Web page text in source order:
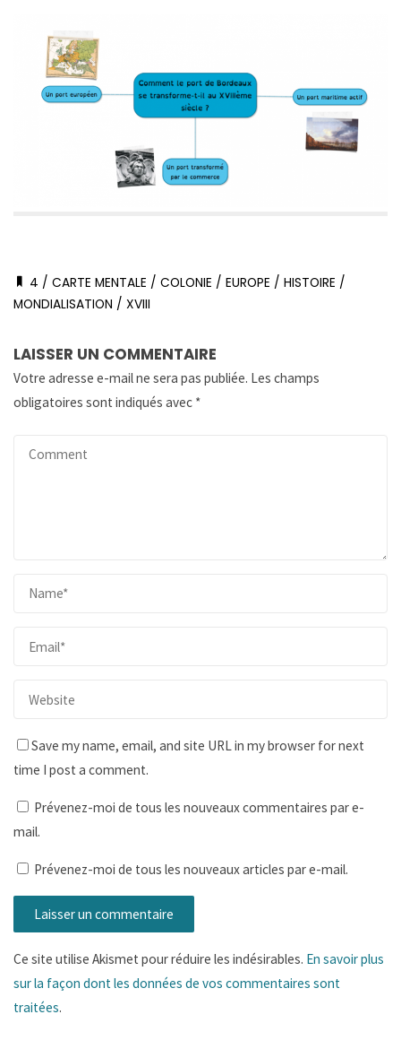
4 /CARTE MENTALE /COLONIE /EUROPE /HISTOIRE /
MONDIALISATION /XVIII
LAISSER UN COMMENTAIRE
Votre adresse e-mail ne sera pas publiée. Les champs
obligatoires sont indiqués avec *
Save my name, email, and site URL in my browser for next
time I post a comment.
Prévenez-moi de tous les nouveaux commentaires par e-
mail.
Prévenez-moi de tous les nouveaux articles par e-mail.
Ce site utilise Akismet pour réduire les indésirables. En savoir plus
sur la façon dont les données de vos commentaires sont
traitées.